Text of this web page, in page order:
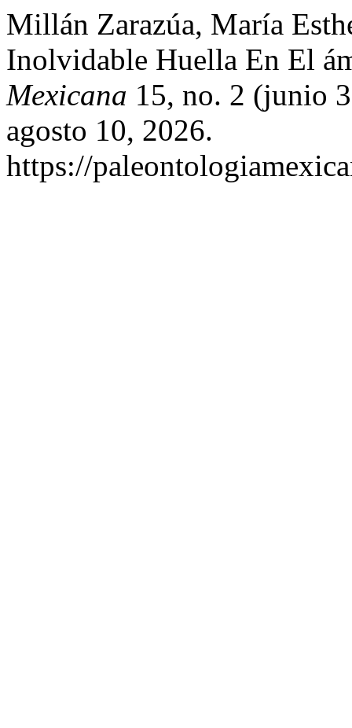
Millán Zarazúa, María
Inolvidable Huella En El
Mexicana 15, no. 2 (junio
agosto 10, 2026.
https://